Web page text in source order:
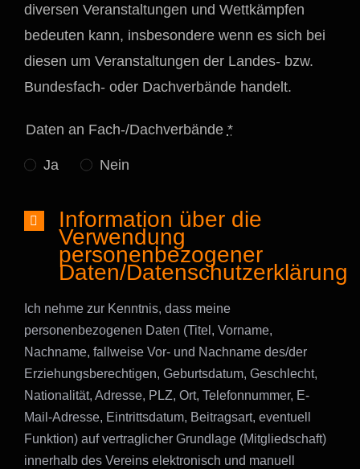
diversen Veranstaltungen und Wettkämpfen
bedeuten kann, insbesondere wenn es sich bei
diesen um Veranstaltungen der Landes- bzw.
Bundesfach- oder Dachverbände handelt.
Daten an Fach-/Dachverbände *
Ja Nein
Information über die
Verwendung
personenbezogener
Daten/Datenschutzerklärung
Ich nehme zur Kenntnis, dass meine
personenbezogenen Daten (Titel, Vorname,
Nachname, fallweise Vor- und Nachname des/der
Erziehungsberechtigen, Geburtsdatum, Geschlecht,
Nationalität, Adresse, PLZ, Ort, Telefonnummer, E-
Mail-Adresse, Eintrittsdatum, Beitragsart, eventuell
Funktion) auf vertraglicher Grundlage (Mitgliedschaft)
innerhalb des Vereins elektronisch und manuell